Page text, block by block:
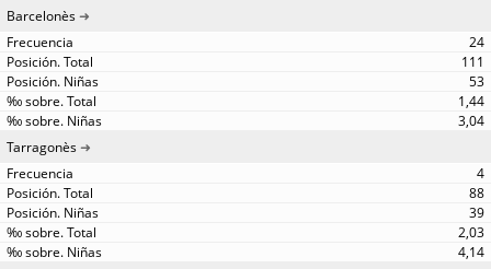
Barcelonès
24
111
53
1,44
3,04
Tarragonès
4
88
39
2,03
4,14